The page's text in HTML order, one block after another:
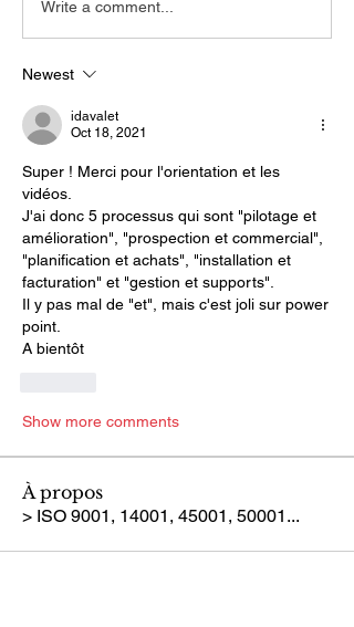
Write a comment...
Newest
idavalet
Oct 18, 2021
Super ! Merci pour l'orientation et les
vidéos.
J'ai donc 5 processus qui sont "pilotage et
amélioration", "prospection et commercial",
"planification et achats", "installation et
facturation" et "gestion et supports".
Il y pas mal de "et", mais c'est joli sur power
point.
A bientôt
Show more comments
À propos
> ISO 9001, 14001, 45001, 50001...